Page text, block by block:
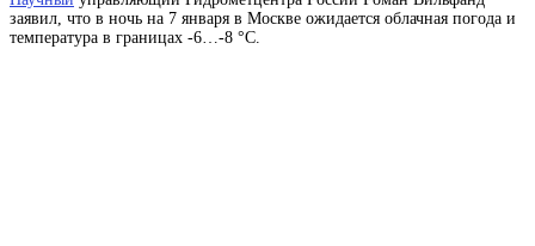
заявил, что в ночь на 7 января в Москве ожидается облачная погода и
температура в границах -6…-8 °С.